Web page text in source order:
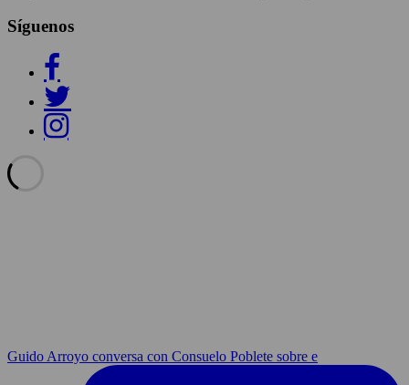
Guido Arroyo conversa con Consuelo Poblete sobre e
Síguenos